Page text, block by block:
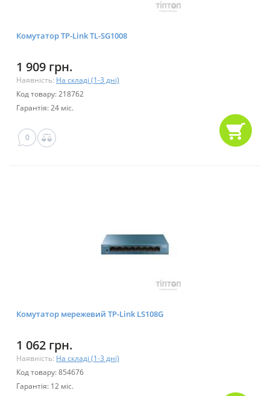
Комутатор TP-Link TL-SG1008
1 909 грн.
Наявність: На складі (1-3 дні)
Код товару: 218762
Гарантія: 24 міс.
0
Комутатор мережевий TP-Link LS108G
1 062 грн.
Наявність: На складі (1-3 дні)
Код товару: 854676
Гарантія: 12 міс.